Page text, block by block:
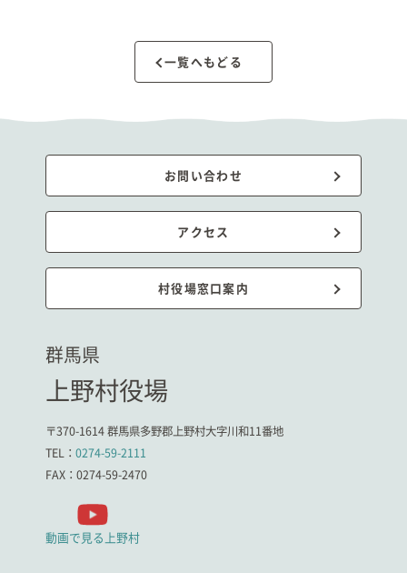
一覧へもどる
お問い合わせ
アクセス
村役場窓口案内
群馬県
上野村役場
〒370-1614 群馬県多野郡上野村大字川和11番地
TEL： 0274-59-2111
FAX：0274-59-2470
動画で見る上野村